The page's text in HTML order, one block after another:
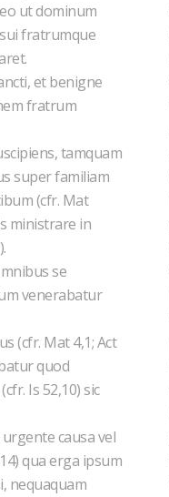
ut dominum
fratrumque
et benigne
fratrum
tamquam
super familiam
(cfr. Mat
ministrare in
se
venerabatur
(cfr. Mat 4,1; Act
quod
Is 52,10) sic
causa vel
qua erga ipsum
nequaquam